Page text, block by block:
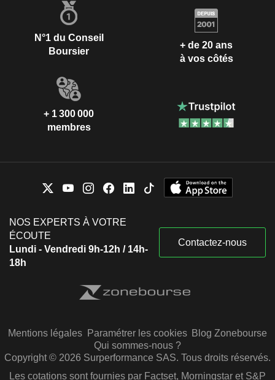
N°1 du Conseil
Boursier
+ de 20 ans
à vos côtés
+ 1 300 000
membres
NOS EXPERTS À VOTRE
ÉCOUTE
Lundi - Vendredi 9h-12h / 14h-
18h
Contactez-nous
Mentions légales Paramétrer les cookies Blog Zonebourse
Qui sommes-nous ?
Copyright © 2026 Surperformance SAS. Tous droits réservés.
Les cotations sont fournies par Factset, Morningstar et S&P